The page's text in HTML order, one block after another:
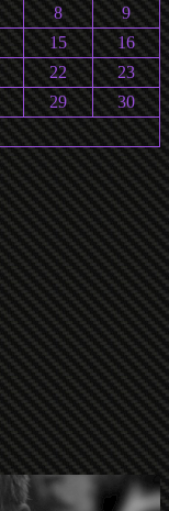
8
9
15
16
22
23
29
30